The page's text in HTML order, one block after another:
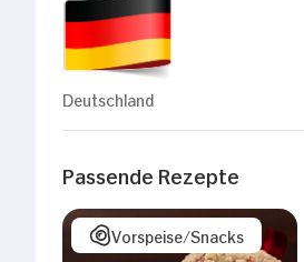
Deutschland
Passende Rezepte
Vorspeise/Snacks